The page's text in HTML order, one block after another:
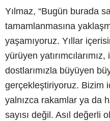
Yılmaz, “Bugün burada
tamamlanmasına
yaşamıyoruz. Yıllar
yürüyen
dostlarımızla büyüyen
gerçekleştiriyoruz. Bizim
yalnızca rakamlar ya da
sayısı değil. Asıl değerli